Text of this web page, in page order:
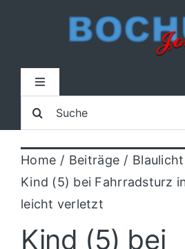
Toggle
Home
Lokal
Blaulicht
Suche
nach:
Home Beiträge
Blaulicht
Kind (5) bei Fahrradsturz
leicht verletzt
Kind (5) bei